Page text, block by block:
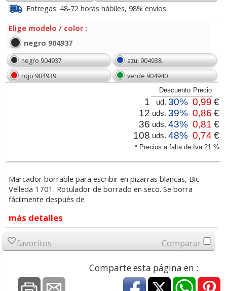
Entregas: 48-72 horas hábiles, 98% envíos.
Elige modelo / color :
negro 904937
negro 904937
azul 904938
rojo 904939
verde 904940
* Precios a falta de Iva 21 %
Descuento Precio
1 ud. 30% 0,99 €
12 uds. 39% 0,86 €
36 uds. 43% 0,81 €
108 uds. 48% 0,74 €
Marcador borrable para escribir en pizarras blancas, Bic
Velleda 1701. Rotulador de borrado en seco. Se borra
fácilmente después de
más detalles
favoritos Comparar
Comparte esta página en :